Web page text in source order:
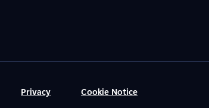
Privacy Cookie Notice